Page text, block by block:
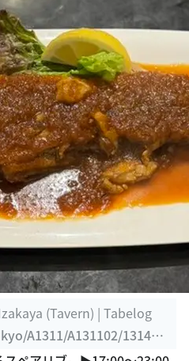
(Tavern) | Tabelog
A1311/A131102/131406
スペアリブ。 ▶︎17:00〜23:00